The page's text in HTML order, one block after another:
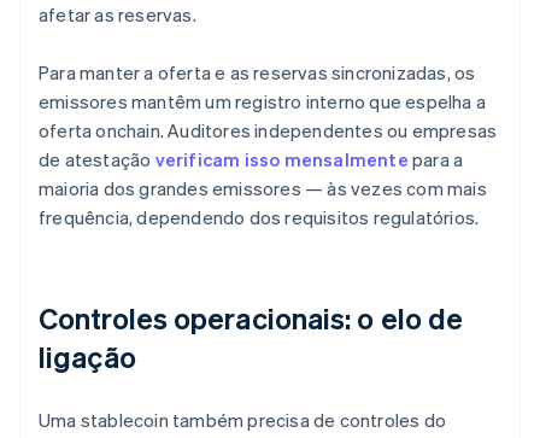
afetar as reservas.
Para manter a oferta e as reservas sincronizadas, os
emissores mantêm um registro interno que espelha a
oferta onchain. Auditores independentes ou empresas
de atestação verificam isso mensalmente para a
maioria dos grandes emissores — às vezes com mais
frequência, dependendo dos requisitos regulatórios.
Controles operacionais: o elo de
ligação
Uma stablecoin também precisa de controles do